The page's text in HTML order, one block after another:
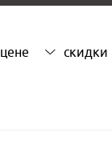
цене скидки